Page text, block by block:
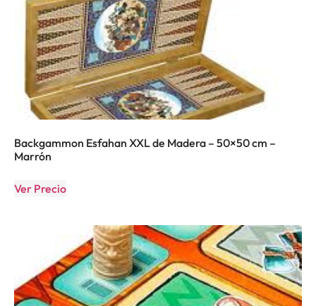
Backgammon Esfahan XXL de Madera – 50×50 cm –
Marrón
Ver Precio